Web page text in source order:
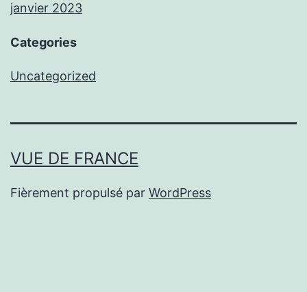
janvier 2023
Categories
Uncategorized
VUE DE FRANCE
Fièrement propulsé par WordPress